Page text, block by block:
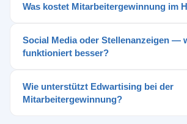
Was kostet Mitarbeitergewinnung im
Social Media oder Stellenanzeigen —
funktioniert besser?
Wie unterstützt Edwartising bei der
Mitarbeitergewinnung?